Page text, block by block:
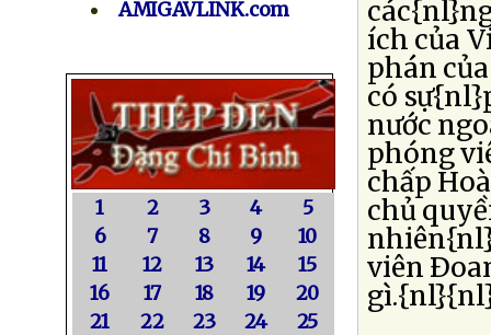
AMIGAVLINK.com
1 2 3 4
5
6
7 8 9
10
11
12 13 14
15
16
17 18 19
20
21
22 23 24
25
ích của
phán
có
nước
phóng
chấp
chủ
viên